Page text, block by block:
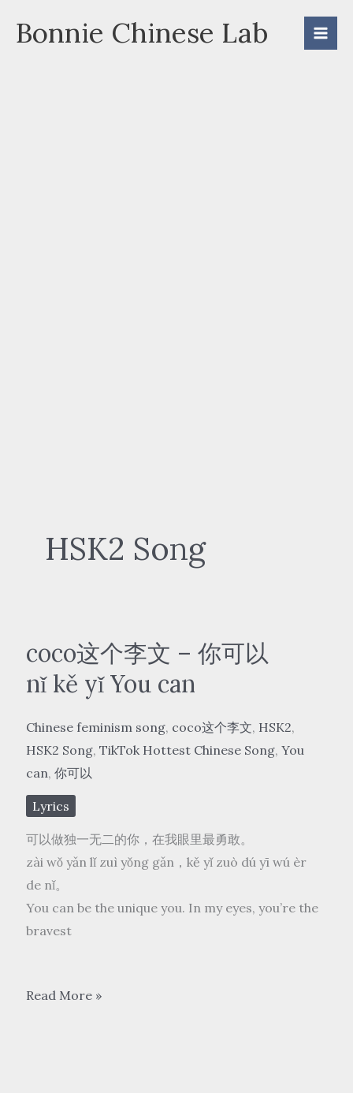
Bonnie Chinese Lab
HSK2 Song
coco这个李文 – 你可以
nǐ kě yǐ You can
Chinese feminism song, coco这个李文, HSK2,
HSK2 Song, TikTok Hottest Chinese Song, You
can, 你可以
Lyrics
可以做独一无二的你，在我眼里最勇敢。
zài wǒ yǎn lǐ zuì yǒng gǎn，kě yǐ zuò dú yī wú èr
de nǐ。
You can be the unique you. In my eyes, you’re the
bravest
coco
Read More »